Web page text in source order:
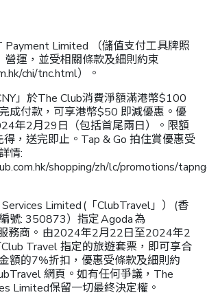
Payment Limited （儲值支付工具牌照
運，並受相關條款及細則約束
chi/tnc.html）。
」於The Club消費淨額滿港幣$100
成付款，可享港幣$50 即減優惠。優
年2月29日（包括首尾兩日）。限額
，送完即止。Tap & Go 拍住賞優惠受
情:
shopping/zh/lc/promotions/
Limited (「ClubTravel」） (香
號: 350873）指定 Agoda 為
務商。 由2024年2月22日至2024年2
Travel 指定的旅遊套票，即可享合
額的7%折扣，優惠受條款及細則約
網頁。如有任何爭議，The
Limited保留一切最終決定權。